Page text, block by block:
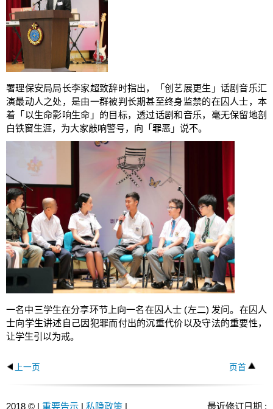
署理保安局局长李家超致辞时指出，「创艺展更生」话剧音乐汇
演最动人之处，是由一群被判长期甚至终身监禁的在囚人士，本
着「以生命影响生命」的目标，透过话剧和音乐，毫无保留地剖
白铁窗生涯，为大家敲响警号，向「罪恶」说不。
一名中三学生在分享环节上向一名在囚人士 (左二) 发问。在囚人
士向学生讲述自己因犯罪而付出的沉重代价以及守法的重要性，
让学生引以为戒。
上一页 页首
2018 © | 重要告示 | 私隐政策 | 最近修订日期 :